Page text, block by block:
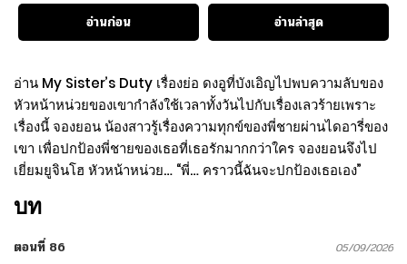
อ่านก่อน
อ่านล่าสุด
อ่าน My Sister’s Duty เรื่องย่อ ดงอูที่บังเอิญไปพบความลับของ
หัวหน้าหน่วยของเขากำลังใช้เวลาทั้งวันไปกับเรื่องเลวร้ายเพราะ
เรื่องนี้ จองยอน น้องสาวรู้เรื่องความทุกข์ของพี่ชายผ่านไดอารี่ของ
เขา เพื่อปกป้องพี่ชายของเธอที่เธอรักมากกว่าใคร จองยอนจึงไป
เยี่ยมยูจินโฮ หัวหน้าหน่วย… “พี่… คราวนี้ฉันจะปกป้องเธอเอง”
บท
ตอนที่ 86 05/09/2026